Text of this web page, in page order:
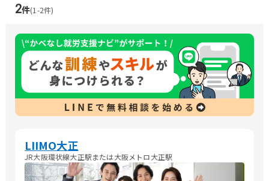
2件(1 -2件)
LIIMO大正
JR大阪環状線大正駅または大阪メトロ大正駅